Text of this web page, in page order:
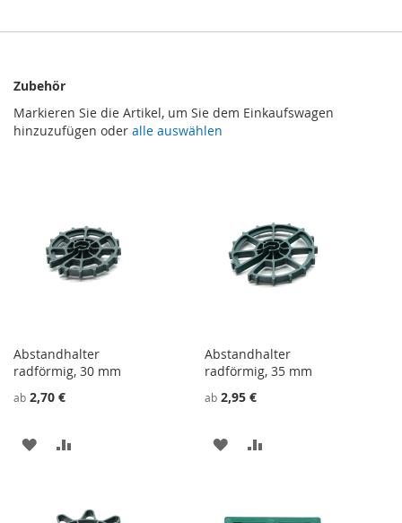
Zubehör
Markieren Sie die Artikel, um Sie dem Einkaufswagen
hinzuzufügen oder alle auswählen
Abstandhalter
radförmig, 30 mm
ab 2,70 €
ZU
Abstandhalter
radförmig, 35 mm
ab 2,95 €
ZU